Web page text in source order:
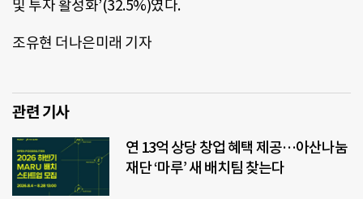
및 투자 활성화’(32.5%)였다.
조유현 더나은미래 기자
관련 기사
연 13억 상당 창업 혜택 제공…아산나눔
재단 ‘마루’ 새 배치팀 찾는다